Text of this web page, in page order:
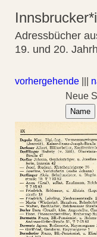
Adressbücher
19. und 20.
vorhergehende
Neue
Name